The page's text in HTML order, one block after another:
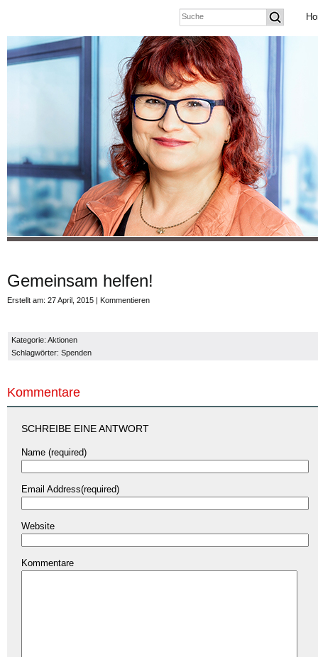
Gemeinsam helfen!
Erstellt am: 27 April, 2015 | Kommentieren
Kategorie: Aktionen
Schlagwörter: Spenden
Kommentare
SCHREIBE EINE ANTWORT
Name (required)
Email Address(required)
Website
Kommentare